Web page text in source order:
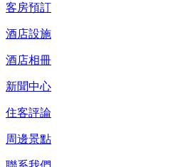
客房預訂
酒店設施
酒店相冊
新聞中心
住客評論
周邊景點